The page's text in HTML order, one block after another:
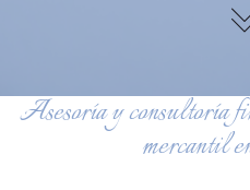
Asesoría y consultoría
mercantil